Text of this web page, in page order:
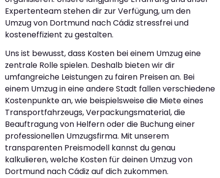
Expertenteam stehen dir zur Verfügung, um den
Umzug von Dortmund nach Cádiz stressfrei und
kosteneffizient zu gestalten.
Uns ist bewusst, dass Kosten bei einem Umzug eine
zentrale Rolle spielen. Deshalb bieten wir dir
umfangreiche Leistungen zu fairen Preisen an. Bei
einem Umzug in eine andere Stadt fallen verschiedene
Kostenpunkte an, wie beispielsweise die Miete eines
Transportfahrzeugs, Verpackungsmaterial, die
Beauftragung von Helfern oder die Buchung einer
professionellen Umzugsfirma. Mit unserem
transparenten Preismodell kannst du genau
kalkulieren, welche Kosten für deinen Umzug von
Dortmund nach Cádiz auf dich zukommen.